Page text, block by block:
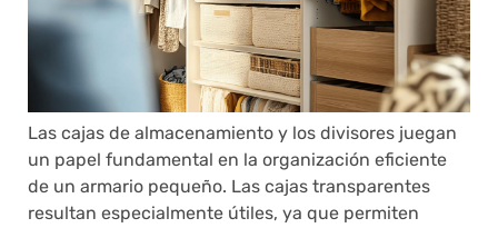
Las cajas de almacenamiento y los divisores juegan
un papel fundamental en la organización eficiente
de un armario pequeño. Las cajas transparentes
resultan especialmente útiles, ya que permiten